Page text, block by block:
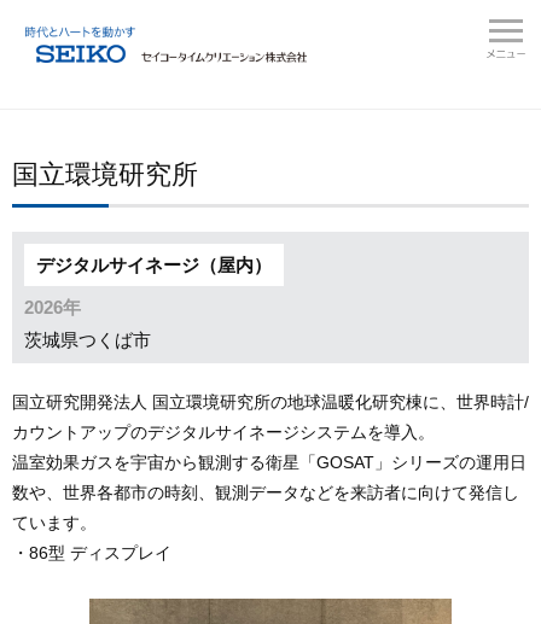
国立環境研究所
デジタルサイネージ（屋内）
2026年
茨城県つくば市
国立研究開発法人 国立環境研究所の地球温暖化研究棟に、世界時計/
カウントアップのデジタルサイネージシステムを導入。
温室効果ガスを宇宙から観測する衛星「GOSAT」シリーズの運用日
数や、世界各都市の時刻、観測データなどを来訪者に向けて発信し
ています。
・86型 ディスプレイ